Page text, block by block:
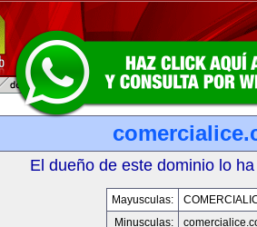
El dueño de este dominio lo
Mayusculas:
Minusculas: